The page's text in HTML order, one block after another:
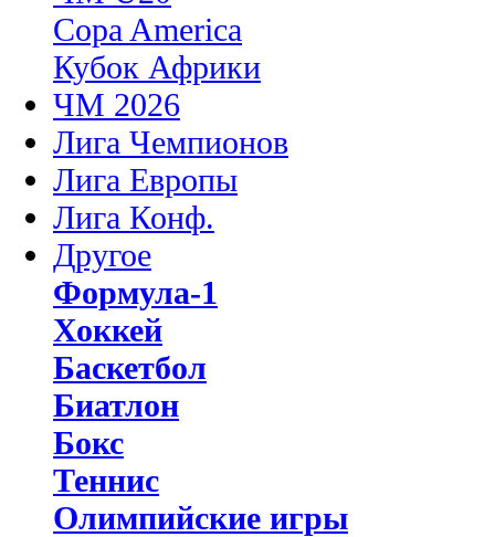
Copa America
Кубок Африки
ЧМ 2026
Лига Чемпионов
Лига Европы
Лига Конф.
Другое
Формула-1
Хоккей
Баскетбол
Биатлон
Бокс
Теннис
Олимпийские игры